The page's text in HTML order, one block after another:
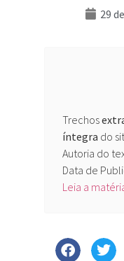
29
Trechos
íntegra do
Autoria do
Data de
Leia a